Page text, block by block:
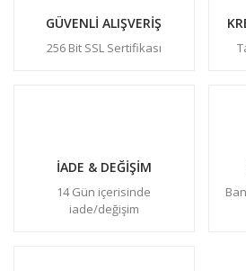
GÜVENLİ ALIŞVERİŞ
256 Bit SSL Sertifikası
İADE & DEĞİŞİM
14 Gün içerisinde
iade/değişim